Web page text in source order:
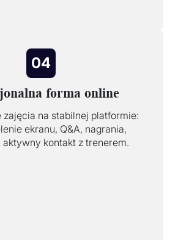
04
forma online
zajęcia na stabilnej platformie:
ekranu, Q&A, nagrania,
aktywny kontakt z trenerem.